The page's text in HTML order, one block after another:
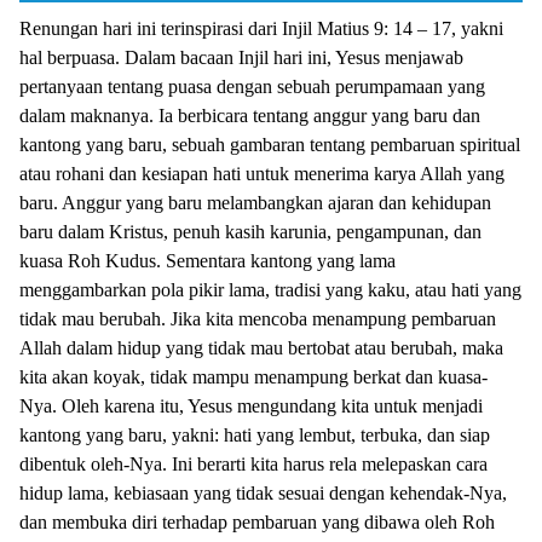
Renungan hari ini terinspirasi dari Injil Matius 9: 14 – 17, yakni
hal berpuasa. Dalam bacaan Injil hari ini, Yesus menjawab
pertanyaan tentang puasa dengan sebuah perumpamaan yang
dalam maknanya. Ia berbicara tentang anggur yang baru dan
kantong yang baru, sebuah gambaran tentang pembaruan spiritual
atau rohani dan kesiapan hati untuk menerima karya Allah yang
baru. Anggur yang baru melambangkan ajaran dan kehidupan
baru dalam Kristus, penuh kasih karunia, pengampunan, dan
kuasa Roh Kudus. Sementara kantong yang lama
menggambarkan pola pikir lama, tradisi yang kaku, atau hati yang
tidak mau berubah. Jika kita mencoba menampung pembaruan
Allah dalam hidup yang tidak mau bertobat atau berubah, maka
kita akan koyak, tidak mampu menampung berkat dan kuasa-
Nya. Oleh karena itu, Yesus mengundang kita untuk menjadi
kantong yang baru, yakni: hati yang lembut, terbuka, dan siap
dibentuk oleh-Nya. Ini berarti kita harus rela melepaskan cara
hidup lama, kebiasaan yang tidak sesuai dengan kehendak-Nya,
dan membuka diri terhadap pembaruan yang dibawa oleh Roh